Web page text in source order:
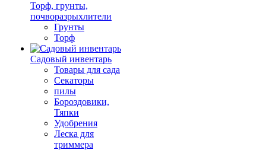
Торф, грунты,
почворазрыхлители
Грунты
Торф
Садовый инвентарь
Товары для сада
Секаторы
пилы
Бороздовики,
Тяпки
Удобрения
Леска для
триммера